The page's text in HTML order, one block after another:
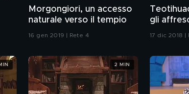
Morgongiori, un accesso
naturale verso il tempio
16 gen 2019 | Rete 4
gli
17 dic 2018 |
2 MIN